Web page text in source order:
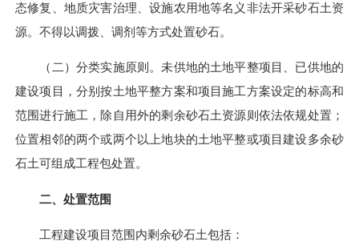
态修复、地质灾害治理、设施农用地等名义非法开采砂石土资
源。 不得以调拨、调剂等方式处置砂石。
（二）分类实施原则。未供地的土地平整项目、已供地的
建设项目，分别按土地平整方案和项目施工方案设定的标高和
范围进行施工，除自用外的剩余砂石土资源则依法依规处置；
位置相邻的两个或两个以上地块的土地平整或项目建设多余砂
石土可组成工程包处置。
二、处置范围
工程建设项目范围内剩余砂石土包括：